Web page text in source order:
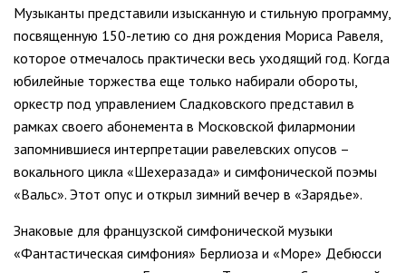
Музыканты представили изысканную и стильную программу,
посвященную 150-летию со дня рождения Мориса Равеля,
которое отмечалось практически весь уходящий год. Когда
юбилейные торжества еще только набирали обороты,
оркестр под управлением Сладковского представил в
рамках своего абонемента в Московской филармонии
запомнившиеся интерпретации равелевских опусов –
вокального цикла «Шехеразада» и симфонической поэмы
«Вальс». Этот опус и открыл зимний вечер в «Зарядье».
Знаковые для французской симфонической музыки
«Фантастическая симфония» Берлиоза и «Море» Дебюсси